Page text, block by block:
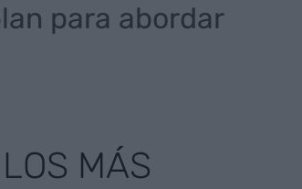
para abordar
LOS MÁS